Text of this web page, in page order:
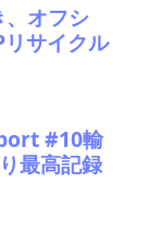
オフシ
サイクル
#10輸
最高記録